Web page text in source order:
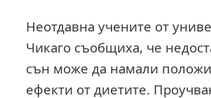
Неотдавна учените от
Чикаго съобщиха, че
сън може да намали
ефекти от диетите.